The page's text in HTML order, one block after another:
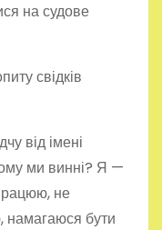
на судове
свідків
від імені
ми винні? Я —
не
намагаюся бути